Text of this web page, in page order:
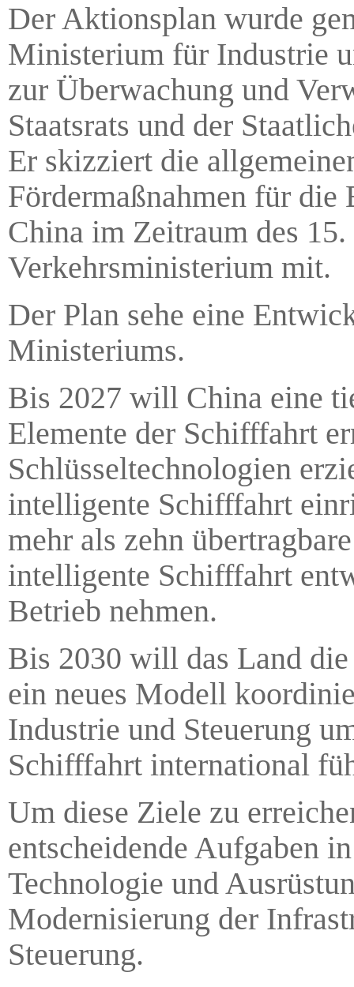
Der Aktionsplan wurde
Ministerium für Industrie
zur Überwachung und
Staatsrats und der
Er skizziert die
Fördermaßnahmen für
China im Zeitraum des
Verkehrsministerium mit.
Der Plan sehe eine
Ministeriums.
Bis 2027 will China eine
Elemente der Schifffahrt
Schlüsseltechnologien
intelligente Schifffahrt
mehr als zehn
intelligente Schifffahrt
Betrieb nehmen.
Bis 2030 will das Land
ein neues Modell
Industrie und Steuerung
Schifffahrt international
Um diese Ziele zu
entscheidende Aufgaben
Technologie und
Modernisierung der
Steuerung.